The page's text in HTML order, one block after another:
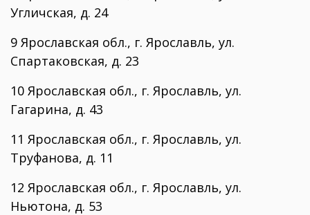
Угличская, д. 24
9 Ярославская обл., г. Ярославль, ул.
Спартаковская, д. 23
10 Ярославская обл., г. Ярославль, ул.
Гагарина, д. 43
11 Ярославская обл., г. Ярославль, ул.
Труфанова, д. 11
12 Ярославская обл., г. Ярославль, ул.
Ньютона, д. 53